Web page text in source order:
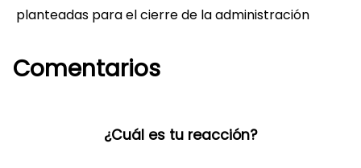
planteadas para el cierre de la administración
Comentarios